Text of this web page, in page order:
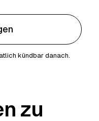
kündbar danach.
zu